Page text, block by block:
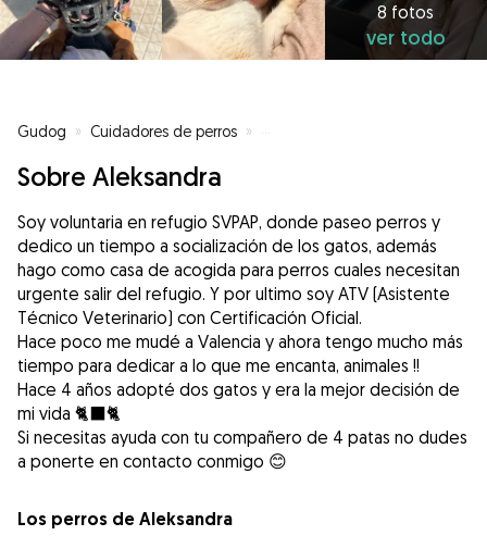
8 fotos
ver todo
Gudog » Cuidadores de perros » Cuidadores de perros en Xirivella
Sobre Aleksandra
Soy voluntaria en refugio SVPAP, donde paseo perros y
dedico un tiempo a socialización de los gatos, además
hago como casa de acogida para perros cuales necesitan
urgente salir del refugio. Y por ultimo soy ATV (Asistente
Técnico Veterinario) con Certificación Oficial.
Hace poco me mudé a Valencia y ahora tengo mucho más
tiempo para dedicar a lo que me encanta, animales !!
Hace 4 años adopté dos gatos y era la mejor decisión de
mi vida 🐈‍⬛🐈
Si necesitas ayuda con tu compañero de 4 patas no dudes
a ponerte en contacto conmigo 😊
Los perros de Aleksandra